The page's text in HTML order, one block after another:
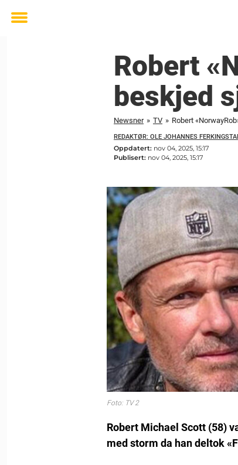
Toggle
Robert
beskjed
Newsner » TV » Robert
REDAKTØR: OLE JOHANNES
Oppdatert: nov 04, 2025, 15:17
Publisert: nov 04, 2025, 15:17
Foto: TV 2
Robert Michael Scott (58)
med storm da han deltok